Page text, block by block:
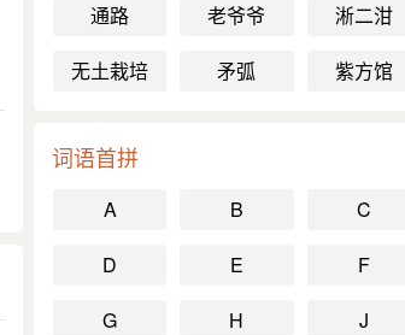
通路
老爷爷
淅二泔
无土栽培
矛弧 紫方馆
词语首拼
A B
C
D
E
F
G
H
J